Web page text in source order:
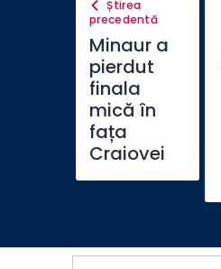
Știrea
precedentă
Minaur a
pierdut
finala
mică în
fața
Craiovei